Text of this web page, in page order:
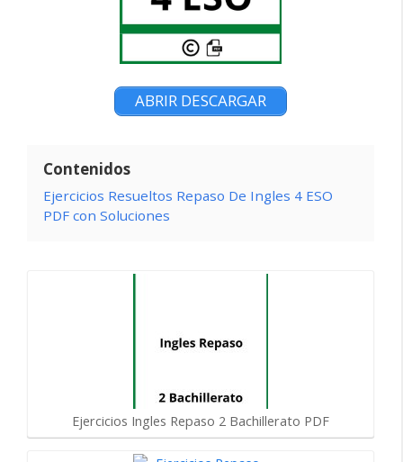
ABRIR DESCARGAR
Contenidos
Ejercicios Resueltos Repaso De Ingles 4 ESO
PDF con Soluciones
Ejercicios Ingles Repaso 2 Bachillerato PDF